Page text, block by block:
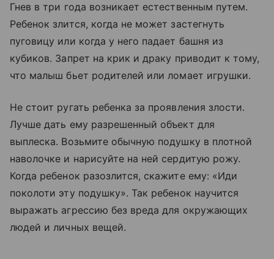
Гнев в три года возникает естественным путем.
Ребенок злится, когда не может застегнуть
пуговицу или когда у него падает башня из
кубиков. Запрет на крик и драку приводит к тому,
что малыш бьет родителей или ломает игрушки.
Не стоит ругать ребенка за проявления злости.
Лучше дать ему разрешенный объект для
выплеска. Возьмите обычную подушку в плотной
наволочке и нарисуйте на ней сердитую рожу.
Когда ребенок разозлится, скажите ему: «Иди
поколоти эту подушку». Так ребенок научится
выражать агрессию без вреда для окружающих
людей и личных вещей.